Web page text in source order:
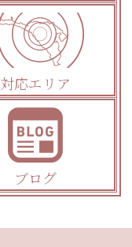
対応エリア
ブログ